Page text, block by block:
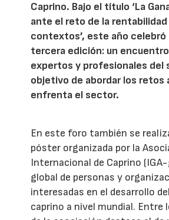
Caprino. Bajo el título ‘La
ante el reto de la rentabilidad
contextos’, este año celebró
tercera edición: un
expertos y profesionales del
objetivo de abordar los retos
enfrenta el sector.
En este foro también se
póster organizada por la
Internacional de Caprino
global de personas y
interesadas en el desarrollo
caprino a nivel mundial. Entre